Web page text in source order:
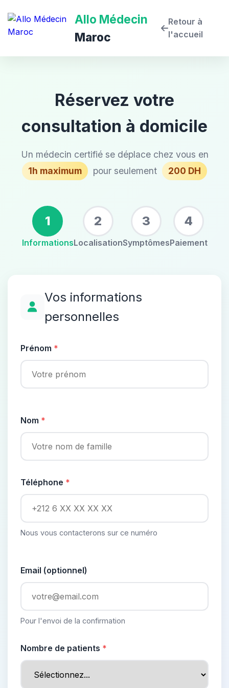
Allo Médecin
Maroc
Retour à
l'accueil
Réservez votre
consultation à domicile
Un médecin certifié se déplace chez vous en
1h maximum
pour seulement 200 DH
1
Informations
2
Localisation
3
Symptômes
4
Paiement
Vos informations
personnelles
Prénom
Nom
Téléphone
Nous vous contacterons sur ce numéro
Email (optionnel)
Pour l'envoi de la confirmation
Nombre de patients